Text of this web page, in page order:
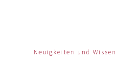
Neuigkeiten und